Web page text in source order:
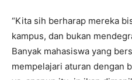
“Kita sih berharap mereka
kampus, dan bukan
Banyak mahasiswa yang
mempelajari aturan dengan